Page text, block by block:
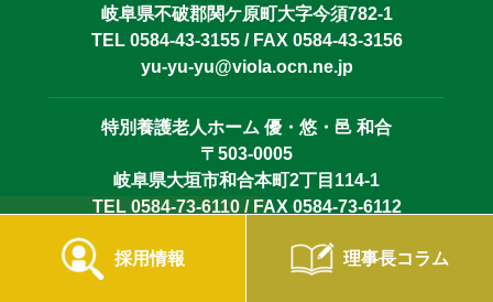
採用情報 理事長コラム
岐阜県不破郡関ケ原町大字今須782-1
TEL 0584-43-3155 / FAX 0584-43-3156
yu-yu-yu@viola.ocn.ne.jp
特別養護老人ホーム 優・悠・邑 和合
〒503-0005
岐阜県大垣市和合本町2丁目114-1
TEL 0584-73-6110 / FAX 0584-73-6112